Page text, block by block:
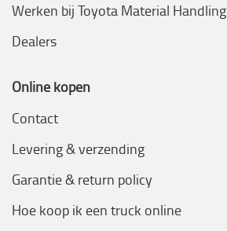
Werken bij Toyota Material Handling
Dealers
Online kopen
Contact
Levering & verzending
Garantie & return policy
Hoe koop ik een truck online